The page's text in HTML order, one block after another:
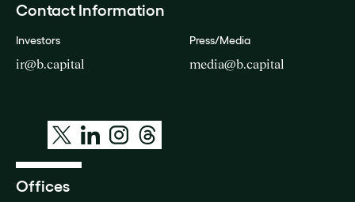
Contact Information
Investors
ir@b.capital
Press/Media
media@b.capital
Offices